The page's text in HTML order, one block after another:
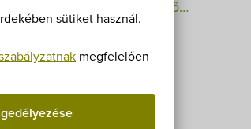
sütiket használ.
megfelelően
A névsor megtekinthető…